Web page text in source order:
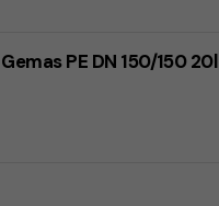
PE DN 150/150 20l